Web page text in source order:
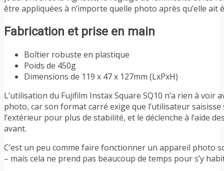
être appliquées à n’importe quelle photo après qu’elle ait
Fabrication et prise en main
Boîtier robuste en plastique
Poids de 450g
Dimensions de 119 x 47 x 127mm (LxPxH)
L’utilisation du Fujifilm Instax Square SQ10 n’a rien à voir
photo, car son format carré exige que l’utilisateur saisisse
l’extérieur pour plus de stabilité, et le déclenche à l’aide
avant.
C’est un peu comme faire fonctionner un appareil photo
– mais cela ne prend pas beaucoup de temps pour s’y